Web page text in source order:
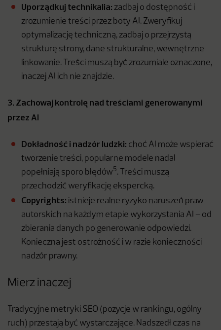
Uporządkuj technikalia: zadbaj o dostępność i
zrozumienie treści przez boty AI. Zweryfikuj
optymalizację techniczną, zadbaj o przejrzystą
strukturę strony, dane strukturalne, wewnętrzne
linkowanie. Treści muszą być zrozumiale oznaczone,
inaczej AI ich nie znajdzie.
3. Zachowaj kontrolę nad treściami generowanymi
przez AI
Dokładność i nadzór ludzki: choć AI może wspierać
tworzenie treści, popularne modele nadal
popełniają sporo błędów5. Treści muszą
przechodzić weryfikację ekspercką.
Copyrights: istnieje realne ryzyko naruszeń praw
autorskich na każdym etapie wykorzystania AI – od
zbierania danych po generowanie odpowiedzi.
Konieczna jest ostrożność i w razie konieczności
nadzór prawny.
Mierz inaczej
Tradycyjne metryki SEO (pozycje w rankingu, ogólny
ruch) przestają być wystarczające. Nadszedł czas na